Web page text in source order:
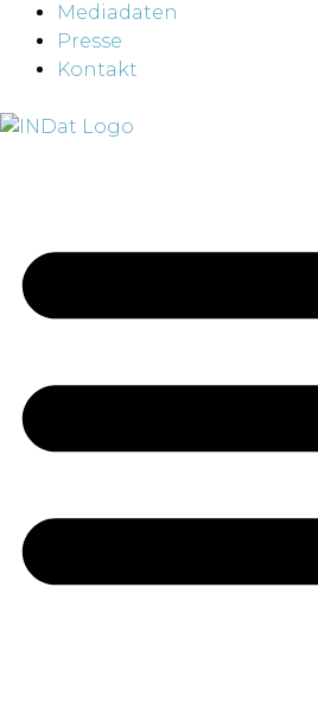
Mediadaten
Presse
Kontakt